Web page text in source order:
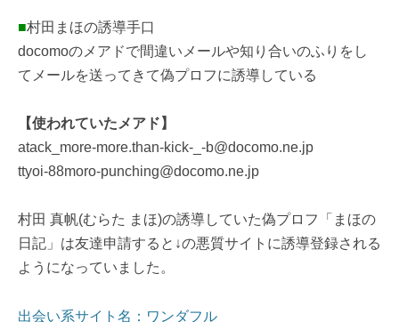
■村田まほの誘導手口
docomoのメアドで間違いメールや知り合いのふりをし
てメールを送ってきて偽プロフに誘導している
【使われていたメアド】
atack_more-more.than-kick-_-b@docomo.ne.jp
ttyoi-88moro-punching@docomo.ne.jp
村田 真帆(むらた まほ)の誘導していた偽プロフ「まほの
日記」は友達申請すると↓の悪質サイトに誘導登録される
ようになっていました。
出会い系サイト名：ワンダフル